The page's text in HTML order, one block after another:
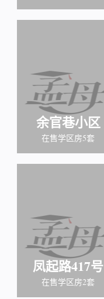
余官巷小区
在售学区房5套
凤起路417号
在售学区房2套